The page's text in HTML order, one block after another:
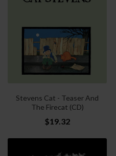
Stevens Cat - Teaser And
The Firecat (CD)
$19.32